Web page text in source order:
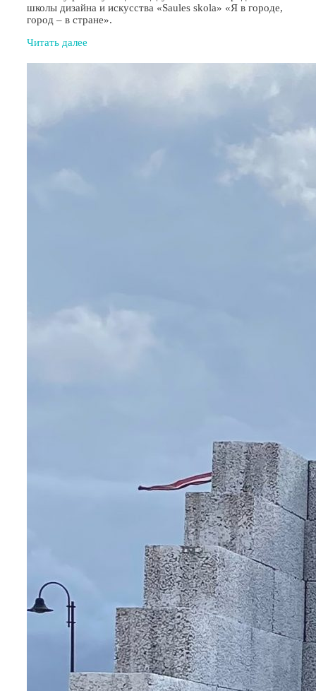
школы дизайна и искусства «Saules skola» «Я в городе,
город – в стране».
Читать далее